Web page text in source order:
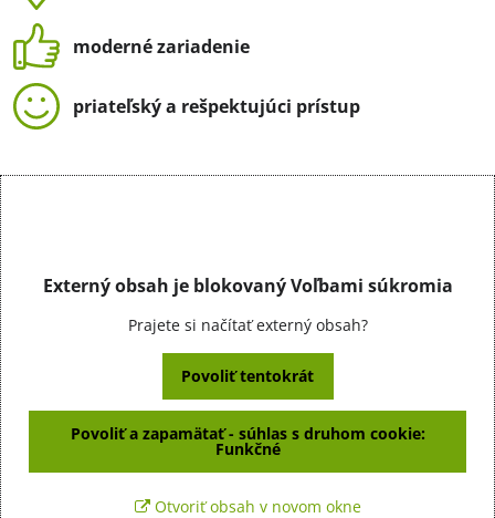
moderné zariadenie
priateľský a rešpektujúci prístup
Externý obsah je blokovaný Voľbami súkromia
Prajete si načítať externý obsah?
Povoliť tentokrát
Povoliť a zapamätať - súhlas s druhom cookie:
Funkčné
Otvoriť obsah v novom okne